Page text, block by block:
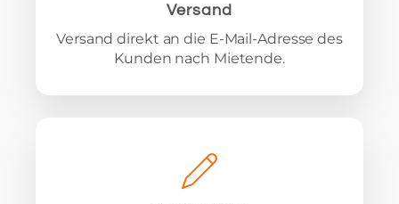
Versand
Versand direkt an die E-Mail-Adresse des
Kunden nach Mietende.